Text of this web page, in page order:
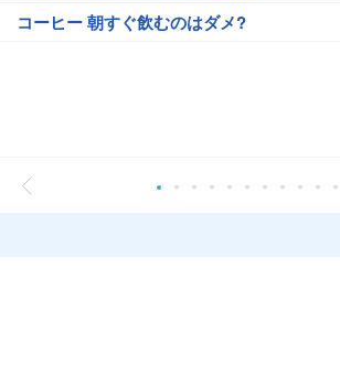
コーヒー 朝すぐ飲むのはダメ?